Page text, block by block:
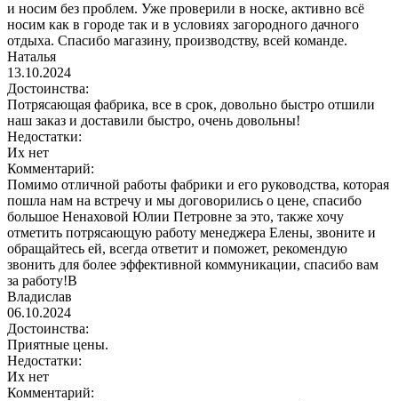
и носим без проблем. Уже проверили в носке, активно всё
носим как в городе так и в условиях загородного дачного
отдыха. Спасибо магазину, производству, всей команде.
Наталья
13.10.2024
Достоинства:
Потрясающая фабрика, все в срок, довольно быстро отшили
наш заказ и доставили быстро, очень довольны!
Недостатки:
Их нет
Комментарий:
Помимо отличной работы фабрики и его руководства, которая
пошла нам на встречу и мы договорились о цене, спасибо
большое Ненаховой Юлии Петровне за это, также хочу
отметить потрясающую работу менеджера Елены, звоните и
обращайтесь ей, всегда ответит и поможет, рекомендую
звонить для более эффективной коммуникации, спасибо вам
за работу!В
Владислав
06.10.2024
Достоинства:
Приятные цены.
Недостатки:
Их нет
Комментарий: